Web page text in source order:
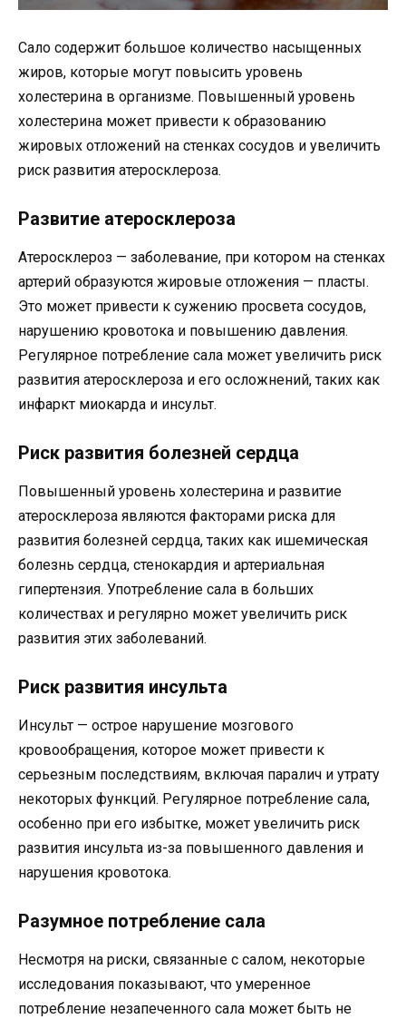
Сало содержит большое количество насыщенных
жиров, которые могут повысить уровень
холестерина в организме. Повышенный уровень
холестерина может привести к образованию
жировых отложений на стенках сосудов и увеличить
риск развития атеросклероза.
Развитие атеросклероза
Атеросклероз — заболевание, при котором на стенках
артерий образуются жировые отложения — пласты.
Это может привести к сужению просвета сосудов,
нарушению кровотока и повышению давления.
Регулярное потребление сала может увеличить риск
развития атеросклероза и его осложнений, таких как
инфаркт миокарда и инсульт.
Риск развития болезней сердца
Повышенный уровень холестерина и развитие
атеросклероза являются факторами риска для
развития болезней сердца, таких как ишемическая
болезнь сердца, стенокардия и артериальная
гипертензия. Употребление сала в больших
количествах и регулярно может увеличить риск
развития этих заболеваний.
Риск развития инсульта
Инсульт — острое нарушение мозгового
кровообращения, которое может привести к
серьезным последствиям, включая паралич и утрату
некоторых функций. Регулярное потребление сала,
особенно при его избытке, может увеличить риск
развития инсульта из-за повышенного давления и
нарушения кровотока.
Разумное потребление сала
Несмотря на риски, связанные с салом, некоторые
исследования показывают, что умеренное
потребление незапеченного сала может быть не